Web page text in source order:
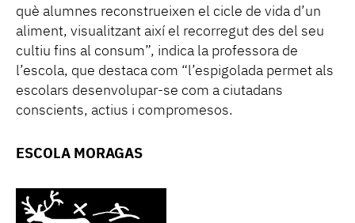
què alumnes reconstrueixen el cicle de vida d’un
aliment, visualitzant així el recorregut des del seu
cultiu fins al consum”, indica la professora de
l’escola, que destaca com “l’espigolada permet als
escolars desenvolupar-se com a ciutadans
conscients, actius i compromesos.
ESCOLA MORAGAS